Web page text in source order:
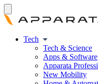
Tech
Tech & Science
Apps & Software
Apparata
New Mobility